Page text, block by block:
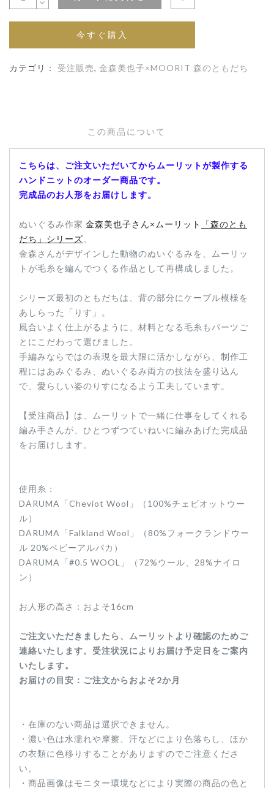
今すぐ購入
カテゴリ： 受注販売, 金森美也子×MOORIT 森のともだち
この商品について
こちらは、ご注文いただいてからムーリットが製作する
ハンドニットのオーダー商品です。
完成品のお人形をお届けします。
ぬいぐるみ作家 金森美也子さん×ムーリット
「森のとも
だち」シリーズ。
金森さんがデザインした動物のぬいぐるみを、ムーリッ
トが毛糸を編んでつくる作品として再構成しました。
シリーズ最初のともだちは、背の部分にケーブル模様を
あしらった「りす」。
風合いよく仕上がるように、材料となる毛糸もパーツご
とにこだわって選びました。
手編みならではの表現を最大限に活かしながら、制作工
程にはあみぐるみ、ぬいぐるみ両方の技法を盛り込ん
で、愛らしい姿のりすになるよう工夫しています。
【受注商品】は、ムーリットで一緒に仕事をしてくれる
編み手さんが、ひとつずつていねいに編みあげた完成品
をお届けします。
使用糸：
DARUMA「Cheviot Wool」（100%チェビオットウー
ル）
DARUMA「Falkland Wool」（80%フォークランドウー
ル 20%ベビーアルパカ）
DARUMA「#0.5 WOOL」（72%ウール、28%ナイロ
ン）
お人形の高さ：およそ16cm
ご注文いただきましたら、ムーリットより確認のためご
連絡いたします。受注状況によりお届け予定日をご案内
いたします。
お届けの目安：ご注文からおよそ2か月
・在庫のない商品は選択できません。
・濃い色は水濡れや摩擦、汗などにより色落ちし、ほか
の衣類に色移りすることがありますのでご注意くださ
い。
・商品画像はモニター環境などにより実際の商品の色と